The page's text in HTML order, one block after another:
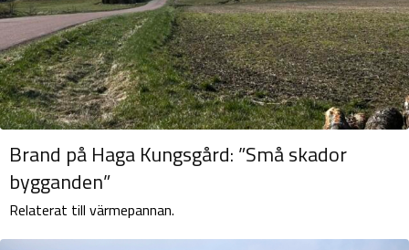
Brand på Haga Kungsgård: ”Små skador
bygganden”
Relaterat till värmepannan.